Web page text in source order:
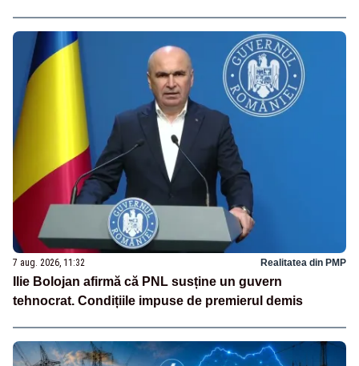
7 aug. 2026, 11:32 Realitatea din PMP
Ilie Bolojan afirmă că PNL susține un guvern
tehnocrat. Condițiile impuse de premierul demis